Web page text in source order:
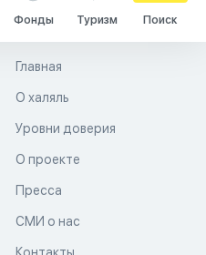
Фонды Туризм Поиск
Главная
О халяль
Уровни доверия
О проекте
Пресса
СМИ о нас
Контакты